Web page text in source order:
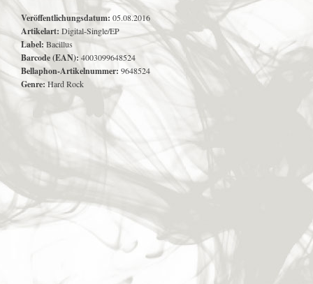
Veröffentlichungsdatum: 05.08.2016
Artikelart: Digital-Single/EP
Label: Bacillus
Barcode (EAN): 4003099648524
Bellaphon-Artikelnummer: 9648524
Genre: Hard Rock